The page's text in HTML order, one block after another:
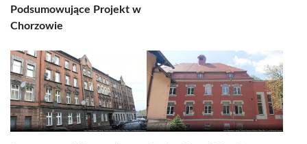
Podsumowujące Projekt w
Chorzowie